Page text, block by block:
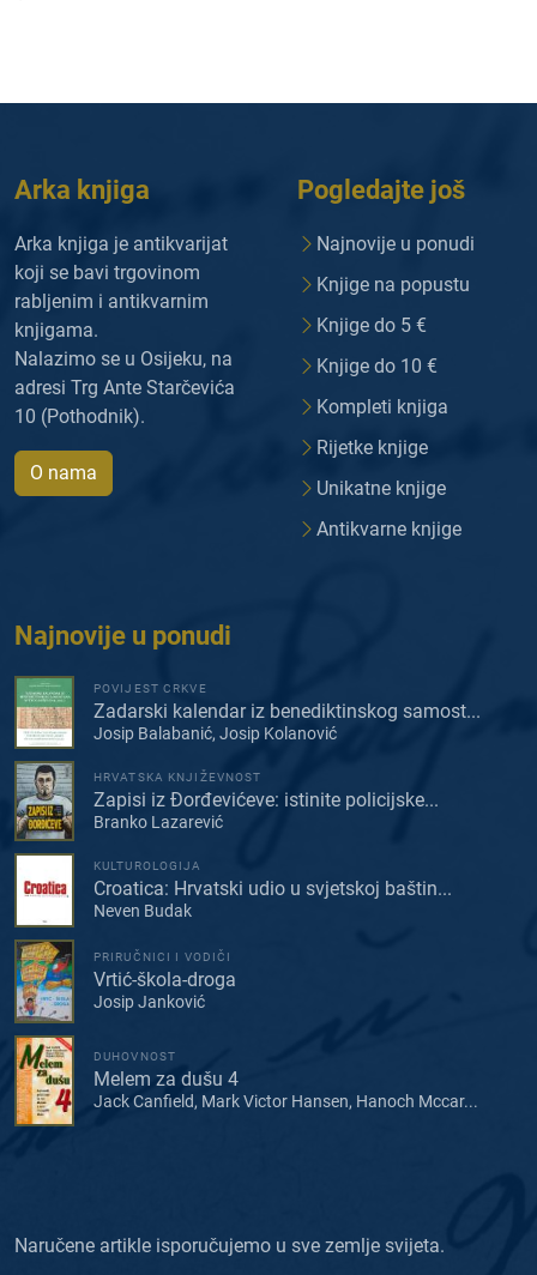
Arka knjiga
Arka knjiga je antikvarijat
koji se bavi trgovinom
rabljenim i antikvarnim
knjigama.
Nalazimo se u Osijeku, na
adresi Trg Ante Starčevića
10 (Pothodnik).
O nama
Pogledajte još
Najnovije u ponudi
Knjige na popustu
Knjige do 5 €
Knjige do 10 €
Kompleti knjiga
Rijetke knjige
Unikatne knjige
Antikvarne knjige
Najnovije u ponudi
POVIJEST CRKVE
Zadarski kalendar iz benediktinskog samost...
Josip Balabanić, Josip Kolanović
HRVATSKA KNJIŽEVNOST
Zapisi iz Đorđevićeve: istinite policijske...
Branko Lazarević
KULTUROLOGIJA
Croatica: Hrvatski udio u svjetskoj baštin...
Neven Budak
PRIRUČNICI I VODIČI
Vrtić-škola-droga
Josip Janković
DUHOVNOST
Melem za dušu 4
Jack Canfield, Mark Victor Hansen, Hanoch Mccar...
Naručene artikle isporučujemo u sve zemlje svijeta.